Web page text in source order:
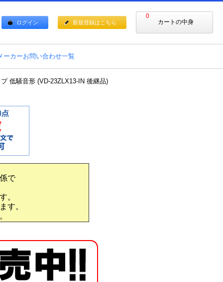
0
カートの中身
ログイン 新規登録はこちら
ーカーお問い合わせ一覧
低騒音形 (VD-23ZLX13-IN 後継品)
で
。
す。